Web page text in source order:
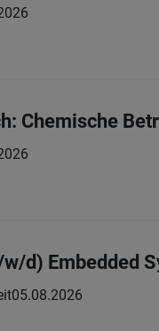
Chemische
d) Embedded
05.08.2026